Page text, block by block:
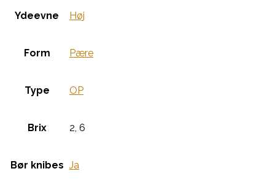
Ydeevne Høj
Form Pære
Type OP
Brix 2, 6
Bør knibes Ja